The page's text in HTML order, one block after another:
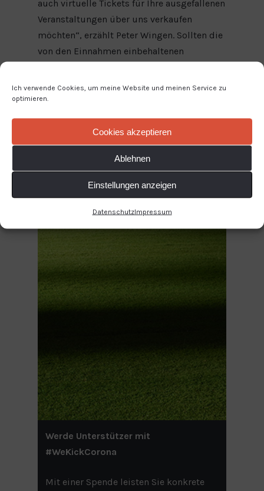
Ich verwende Cookies, um meine Website und meinen Service zu
optimieren.
Cookies akzeptieren
Ablehnen
Einstellungen anzeigen
DatenschutzImpressum
auch virtuelle Tickets für Ihre ausgefallenen
Veranstaltungen über uns verkaufen
möchten“, erzählt Peter Wingen. Sollten die
von den Einnahmen einbehaltenen
den
Stars Leon Goretzka und Joshua Kimmich
finanziell unterstützt.
Werde Unterstützer mit
#WeKickCorona
Mit einer Spende leisten Sie konkrete